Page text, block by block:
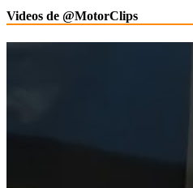
Videos de @MotorClips